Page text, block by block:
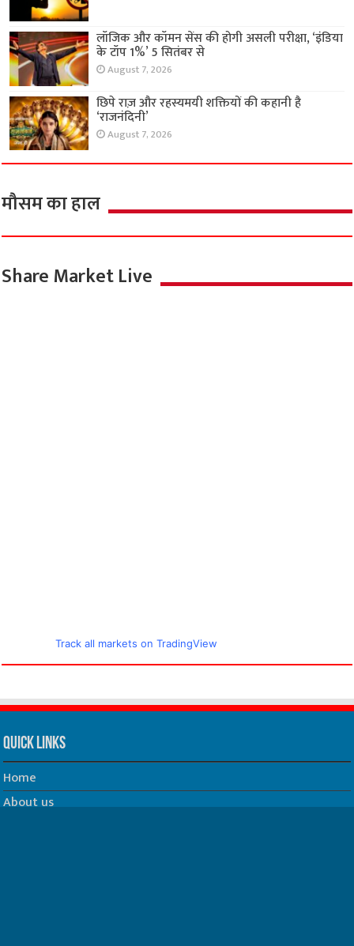
लॉजिक और कॉमन सेंस की होगी असली परीक्षा, ‘इंडिया
के टॉप 1%’ 5 सितंबर से
August 7, 2026
छिपे राज़ और रहस्यमयी शक्तियों की कहानी है
‘राजनंदिनी’
August 7, 2026
मौसम का हाल
Share Market Live
Track all markets on TradingView
Quick Links
Home
About us